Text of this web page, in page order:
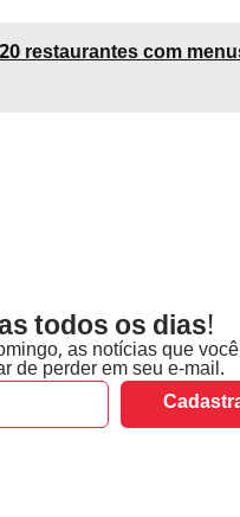
restaurantes com
todos os dias!
as notícias que
de perder em seu e-mail.